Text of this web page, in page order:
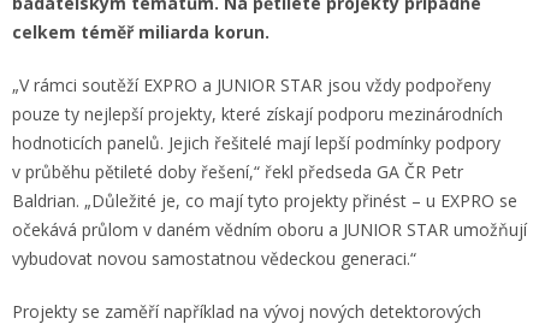
celkem téměř miliarda korun.
„V rámci soutěží EXPRO a JUNIOR STAR jsou vždy podpořeny
pouze ty nejlepší projekty, které získají podporu mezinárodních
hodnoticích panelů. Jejich řešitelé mají lepší podmínky podpory
v průběhu pětileté doby řešení,“ řekl předseda GA ČR Petr
Baldrian. „Důležité je, co mají tyto projekty přinést – u EXPRO se
očekává průlom v daném vědním oboru a JUNIOR STAR umožňují
vybudovat novou samostatnou vědeckou generaci.“
Projekty se zaměří například na vývoj nových detektorových